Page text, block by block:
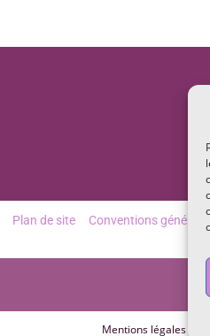
Plan de site Conventions
Mentions légales